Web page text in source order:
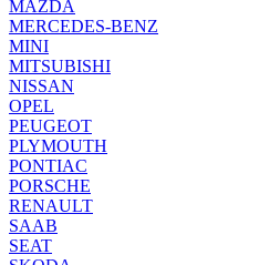
MAZDA
MERCEDES-BENZ
MINI
MITSUBISHI
NISSAN
OPEL
PEUGEOT
PLYMOUTH
PONTIAC
PORSCHE
RENAULT
SAAB
SEAT